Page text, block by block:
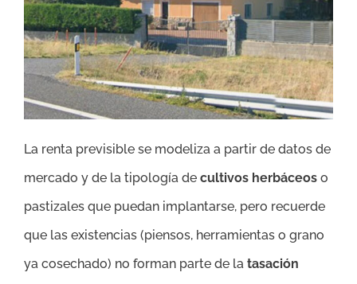
La renta previsible se modeliza a partir de datos de
mercado y de la tipología de cultivos herbáceos o
pastizales que puedan implantarse, pero recuerde
que las existencias (piensos, herramientas o grano
ya cosechado) no forman parte de la tasación